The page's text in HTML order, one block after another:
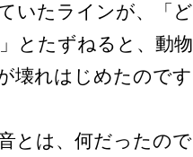
いたラインが、「
とたずねると、動
壊れはじめたので
とは、何だったの